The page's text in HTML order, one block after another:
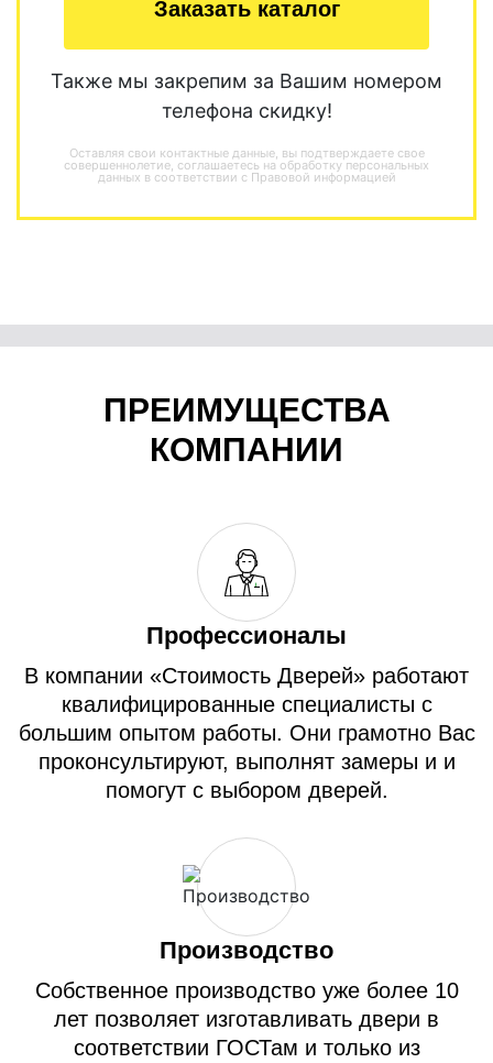
Заказать каталог
Также мы закрепим за Вашим номером
телефона скидку!
Оставляя свои контактные данные, вы подтверждаете свое
совершеннолетие, соглашаетесь на обработку персональных
данных в соответствии с Правовой информацией
ПРЕИМУЩЕСТВА
КОМПАНИИ
Профессионалы
В компании «Стоимость Дверей» работают
квалифицированные специалисты с
большим опытом работы. Они грамотно Вас
проконсультируют, выполнят замеры и и
помогут с выбором дверей.
Производство
Собственное производство уже более 10
лет позволяет изготавливать двери в
соответствии ГОСТам и только из